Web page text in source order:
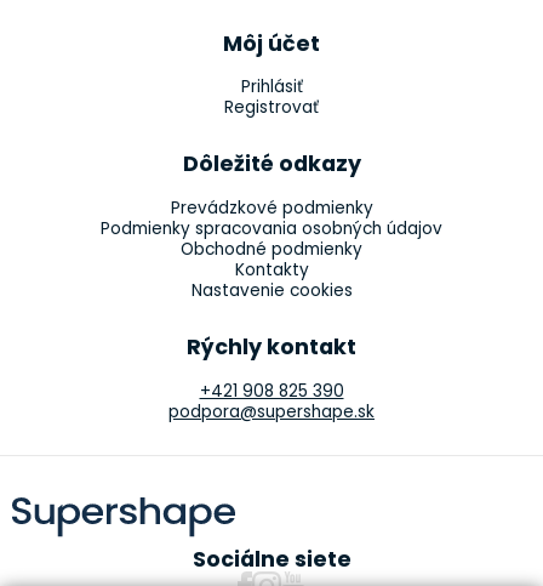
Môj účet
Prihlásiť
Registrovať
Dôležité odkazy
Prevádzkové podmienky
Podmienky spracovania osobných údajov
Obchodné podmienky
Kontakty
Nastavenie cookies
Rýchly kontakt
+421 908 825 390
podpora@supershape.sk
Sociálne siete